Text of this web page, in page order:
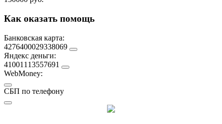
Как оказать помощь
Банковская карта:
4276400029338069
Яндекс деньги:
41001113557691
WebMoney:
СБП по телефону